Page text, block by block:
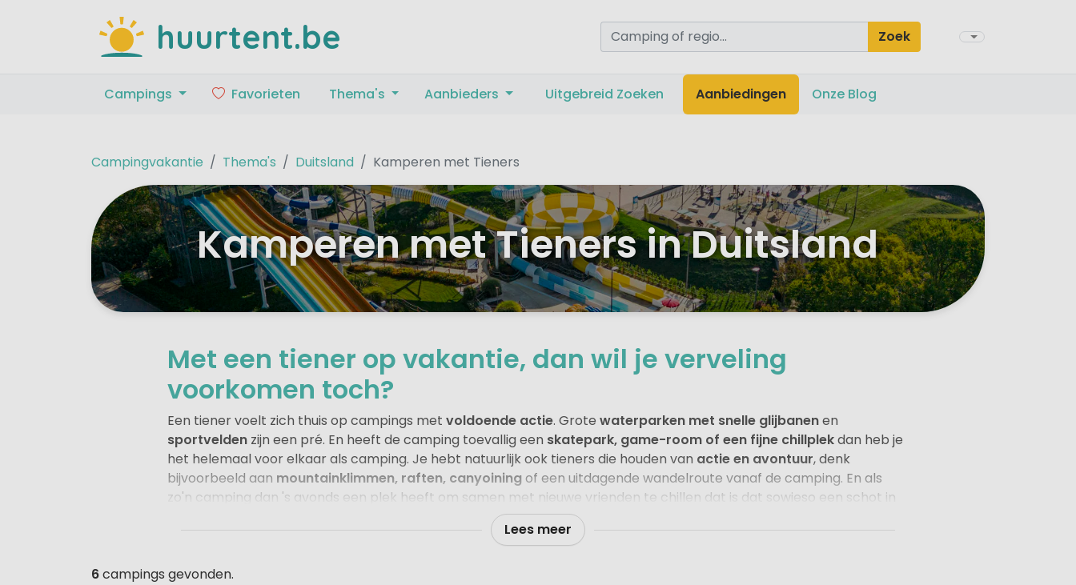
huurtent.be Zoek
Campings Favorieten Thema's Aanbieders Uitgebreid Zoeken Aanbiedingen Onze Blog
Campingvakantie Thema's Duitsland Kamperen met Tieners
Kamperen met Tieners in Duitsland
Met een tiener op vakantie, dan wil je verveling
voorkomen toch?
Een tiener voelt zich thuis op campings met voldoende actie. Grote waterparken met snelle glijbanenen
sportvelden zijn een pré. En heeft de camping toevallig een skatepark, game-room of een fijne chillplekdan heb je
het helemaal voor elkaar als camping. Je hebt natuurlijk ook tieners die houden van actie en avontuur, denk
bijvoorbeeld aan mountainklimmen, raften, canyoiningof een uitdagende wandelroute vanaf de camping. En als
zo'n camping dan 's avonds een plek heeft om samen met nieuwe vrienden te chillen dat is dat sowieso een schot in
de roos. Overdag actie en 's avond relaxen dat is precies wat een tiener zoekt.
Kortom het overzicht met campings waar tieners zich thuis voelen is veelzijdig. Van giga grote campings met volop
voorzieningen tot kleinere campings in de bergen met spannende activiteiten in de omgeving.
Lees meer
6campings gevonden.